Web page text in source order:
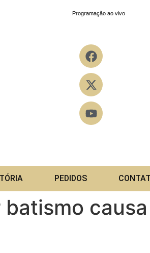
PEDIDOS